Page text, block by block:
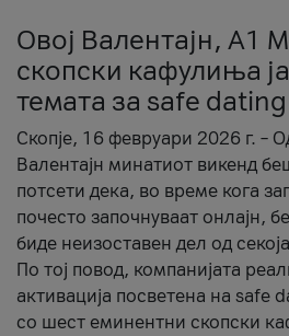
Овој Валентајн, A1
скопски кафулиња
темата за safe dating
Скопје, 16 февруари 2026 г. –
Валентајн минатиот викенд
потсети дека, во време кога
почесто започнуваат онлајн,
биде неизоставен дел од
По тој повод, компанијата
активација посветена на safe
со шест еминентни скопски